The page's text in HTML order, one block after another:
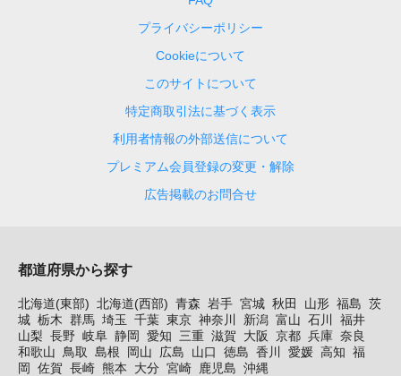
プライバシーポリシー
Cookieについて
このサイトについて
特定商取引法に基づく表示
利用者情報の外部送信について
プレミアム会員登録の変更・解除
広告掲載のお問合せ
都道府県から探す
北海道(東部) 北海道(西部) 青森 岩手 宮城 秋田 山形 福島 茨
城 栃木 群馬 埼玉 千葉 東京 神奈川 新潟 富山 石川
福井
山梨 長野 岐阜 静岡 愛知 三重 滋賀 大阪 京都 兵庫 奈良
和歌山
鳥取 島根 岡山 広島 山口 徳島 香川 愛媛 高知 福
岡
佐賀 長崎 熊本 大分 宮崎 鹿児島 沖縄